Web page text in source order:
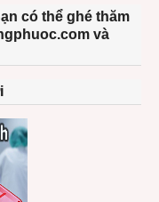
có thể ghé thăm
và